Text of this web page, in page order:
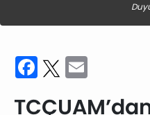
Facebook
Twitter